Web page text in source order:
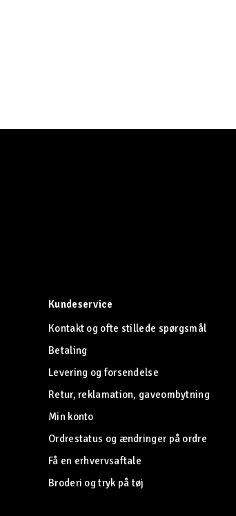
Kundeservice
Kontakt og ofte stillede spørgsmål
Betaling
Levering og forsendelse
Retur, reklamation, gaveombytning
Min konto
Ordrestatus og ændringer på ordre
Få en erhvervsaftale
Broderi og tryk på tøj